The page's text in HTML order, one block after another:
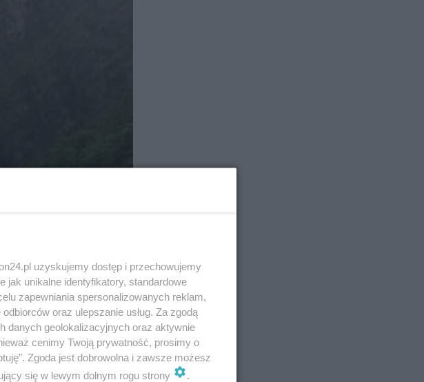
uzyskujemy dostęp i przechowujemy
jak unikalne identyfikatory, standardowe
zapewniania spersonalizowanych reklam,
oraz ulepszanie usług. Za zgodą
danych geolokalizacyjnych oraz aktywnie
cenimy Twoją prywatność, prosimy o
Zgoda jest dobrowolna i zawsze możesz
się w lewym dolnym rogu strony